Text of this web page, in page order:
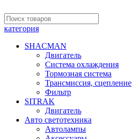
категория
SHACMAN
Двигатель
Система охлаждения
Тормозная система
Трансмиссия, сцепление
Фильтр
SITRAK
Двигатель
Авто светотехника
Автолампы